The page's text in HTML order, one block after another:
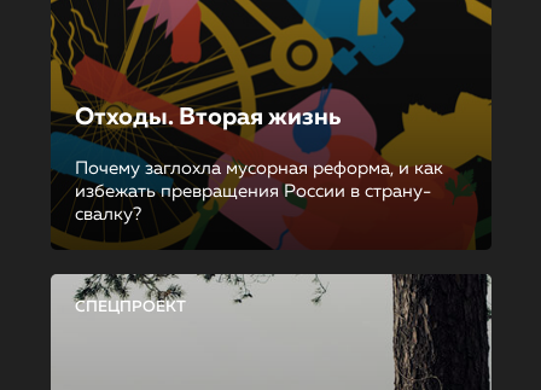
Отходы. Вторая жизнь
Почему заглохла мусорная реформа, и как
избежать превращения России в страну-
свалку?
СПЕЦПРОЕКТ